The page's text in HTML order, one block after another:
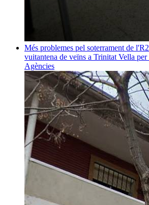
Més problemes pel soterrament de
vuitantena de veïns a Trinitat Vella
Agències